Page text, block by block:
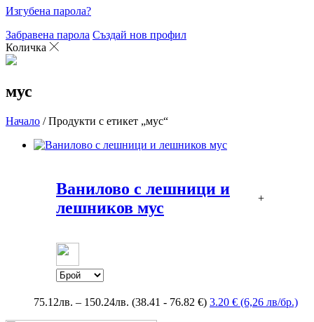
Изгубена парола?
Забравена парола Създай нов профил
Количка
мус
Начало / Продукти с етикет „мус“
Ванилово с лешници и
лешников мус
+
75.12лв. – 150.24лв. Price
(38.41 - 76.82 €) 3.20 € (6,26 лв/бр.)